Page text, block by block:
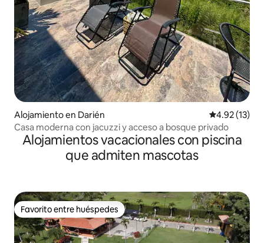
Alojamiento en Darién Calificación
4.92 (13)
Casa moderna con jacuzzi y acceso a bosque privado
Alojamientos vacacionales con piscina
que admiten mascotas
Favorito entre huéspedes
Favorito entre huéspedes